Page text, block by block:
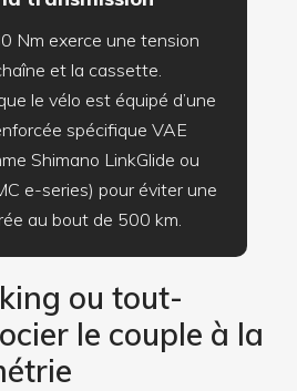
Nm exerce une tension
et la cassette.
le vélo est équipé d’une
spécifique VAE
Shimano LinkGlide ou
e-series) pour éviter une
au bout de 500 km.
ou tout-
le couple à la